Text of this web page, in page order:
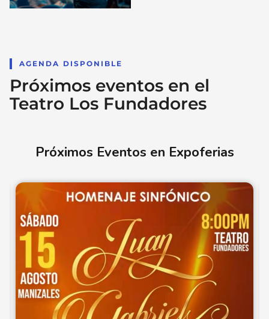
AGENDA DISPONIBLE
Próximos eventos en el
Teatro Los Fundadores
Próximos Eventos en Expoferias